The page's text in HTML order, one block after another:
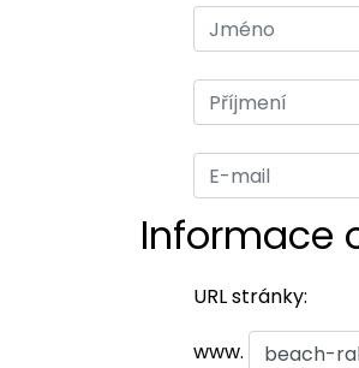
Informace
URL stránky:
www.